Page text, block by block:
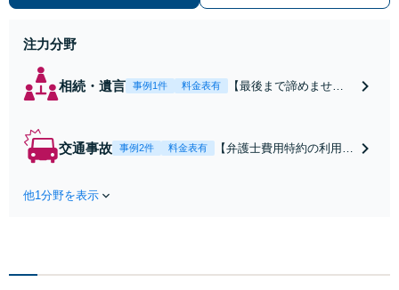
注力分野
相続・遺言 事例1件 料金表有
【最後まで諦めませ
合意してしまう前にご
交通事故 事例2件 料金表有
【弁護士費用特約の利用＆
は損をしてしまうかもしれ
他1分野を表示